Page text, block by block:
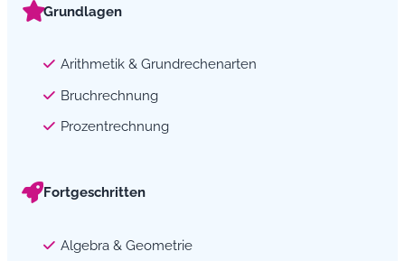
Grundlagen
Arithmetik & Grundrechenarten
Bruchrechnung
Prozentrechnung
Fortgeschritten
Algebra & Geometrie